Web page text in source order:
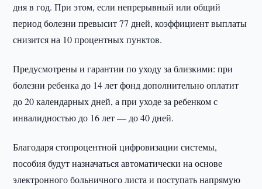
дня в год. При этом, если непрерывный или общий
период болезни превысит 77 дней, коэффициент выплаты
снизится на 10 процентных пунктов.
Предусмотрены и гарантии по уходу за близкими: при
болезни ребенка до 14 лет фонд дополнительно оплатит
до 20 календарных дней, а при уходе за ребенком с
инвалидностью до 16 лет — до 40 дней.
Благодаря стопроцентной цифровизации системы,
пособия будут назначаться автоматически на основе
электронного больничного листа и поступать напрямую